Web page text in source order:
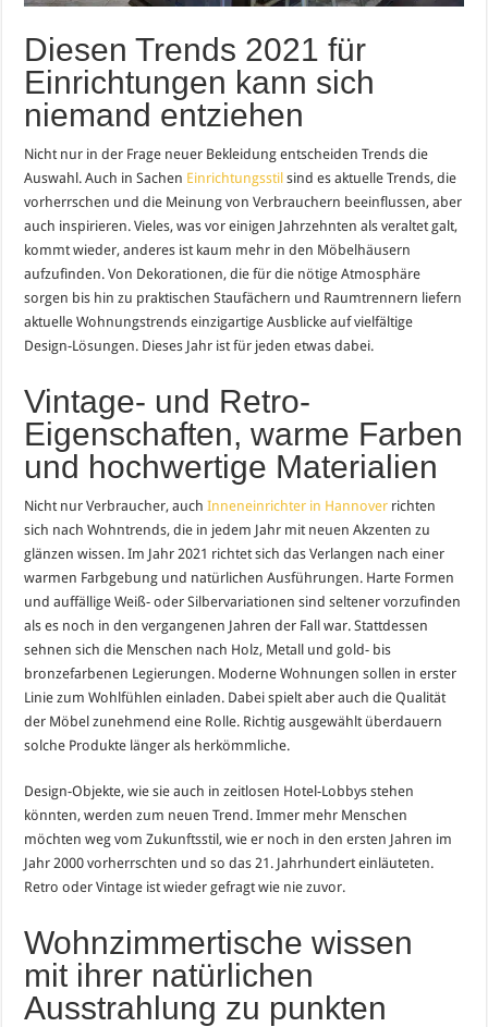
Diesen Trends 2021 für
Einrichtungen kann sich
niemand entziehen
Nicht nur in der Frage neuer Bekleidung entscheiden Trends die
Auswahl. Auch in Sachen Einrichtungsstil sind es aktuelle Trends, die
vorherrschen und die Meinung von Verbrauchern beeinflussen, aber
auch inspirieren. Vieles, was vor einigen Jahrzehnten als veraltet galt,
kommt wieder, anderes ist kaum mehr in den Möbelhäusern
aufzufinden. Von Dekorationen, die für die nötige Atmosphäre
sorgen bis hin zu praktischen Staufächern und Raumtrennern liefern
aktuelle Wohnungstrends einzigartige Ausblicke auf vielfältige
Design-Lösungen. Dieses Jahr ist für jeden etwas dabei.
Vintage- und Retro-
Eigenschaften, warme Farben
und hochwertige Materialien
Nicht nur Verbraucher, auchInneneinrichter in Hannover richten
sich nach Wohntrends, die in jedem Jahr mit neuen Akzenten zu
glänzen wissen. Im Jahr 2021 richtet sich das Verlangen nach einer
warmen Farbgebung und natürlichen Ausführungen. Harte Formen
und auffällige Weiß- oder Silbervariationen sind seltener vorzufinden
als es noch in den vergangenen Jahren der Fall war. Stattdessen
sehnen sich die Menschen nach Holz, Metall und gold- bis
bronzefarbenen Legierungen. Moderne Wohnungen sollen in erster
Linie zum Wohlfühlen einladen. Dabei spielt aber auch die Qualität
der Möbel zunehmend eine Rolle. Richtig ausgewählt überdauern
solche Produkte länger als herkömmliche.
Design-Objekte, wie sie auch in zeitlosen Hotel-Lobbys stehen
könnten, werden zum neuen Trend. Immer mehr Menschen
möchten weg vom Zukunftsstil, wie er noch in den ersten Jahren im
Jahr 2000 vorherrschten und so das 21. Jahrhundert einläuteten.
Retro oder Vintage ist wieder gefragt wie nie zuvor.
Wohnzimmertische wissen
mit ihrer natürlichen
Ausstrahlung zu punkten